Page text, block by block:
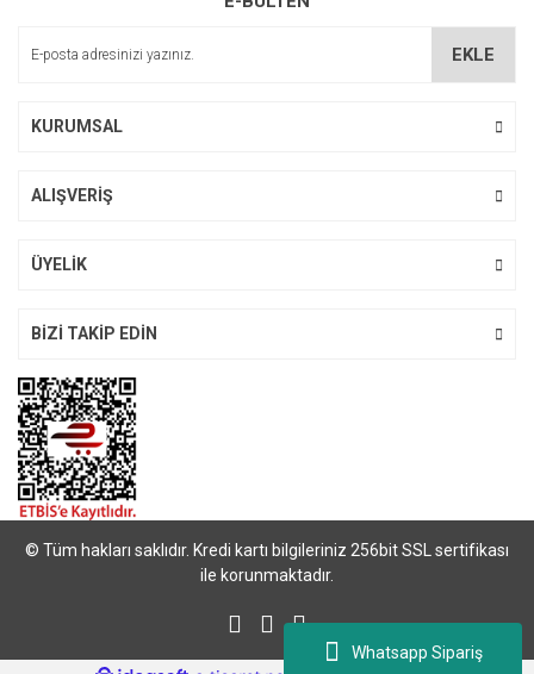
Whatsapp Sipariş
Ürün açıklamasında eksik bilgiler bulunuyor.
EKLE
KURUMSAL
ALIŞVERİŞ
ÜYELİK
BİZİ TAKİP EDİN
© Tüm hakları saklıdır. Kredi kartı bilgileriniz 256bit SSL sertifikası
ile korunmaktadır.